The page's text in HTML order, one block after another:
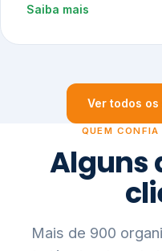
Saiba mais
Ver todos
QUEM
Alguns
Mais de 900